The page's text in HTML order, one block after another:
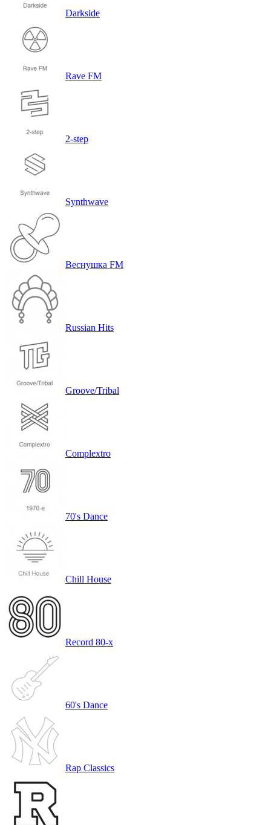
Darkside
Rave FM
2-step
Synthwave
Веснушка FM
Russian Hits
Groove/Tribal
Complextro
70's Dance
Chill House
Record 80-х
60's Dance
Rap Classics